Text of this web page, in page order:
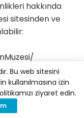
hakkında
sitesinden ve
eserleri
Ponte,
Bu web sitesini
kullanılmasına izin
ziyaret edin.